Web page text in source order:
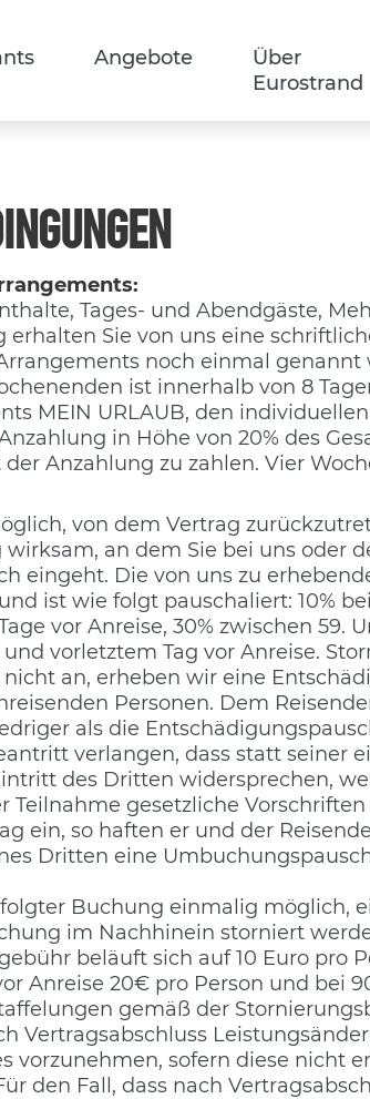
Angebote
Über
Eurostrand
Tages- und Abendgäste,
erhalten Sie von uns eine
noch einmal
ist innerhalb von 8
MEIN URLAUB, den
in Höhe von 20% des
Anzahlung zu zahlen. Vier
von dem Vertrag
an dem Sie bei uns oder
eingeht. Die von uns zu
ist wie folgt pauschaliert: 10%
vor Anreise, 30% zwischen 59.
und vorletztem Tag vor Anreise.
an, erheben wir eine
Personen. Dem
als die
verlangen, dass statt seiner
des Dritten widersprechen,
Teilnahme gesetzliche
ein, so haften er und der
Dritten eine
Buchung einmalig möglich,
im Nachhinein storniert
beläuft sich auf 10 Euro pro
Anreise 20€ pro Person und bei
gemäß der
Vertragsabschluss
vorzunehmen, sofern diese nicht
den Fall, dass nach